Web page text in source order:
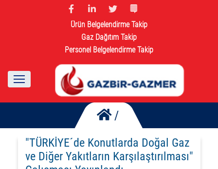
Ürün Belgelendirme Takip
Gaz Dağıtım Takip
Personel Belgelendirme Takip
/
"TÜRKİYE´de Konutlarda Doğal Gaz
ve Diğer Yakıtların Karşılaştırılması"